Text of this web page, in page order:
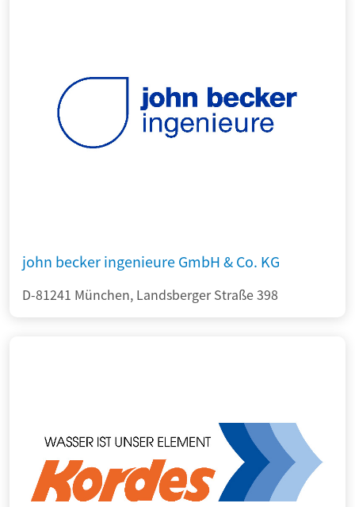
john becker ingenieure GmbH & Co. KG
D-81241 München, Landsberger Straße 398